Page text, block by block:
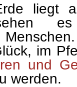
liegt
im
und
werden.